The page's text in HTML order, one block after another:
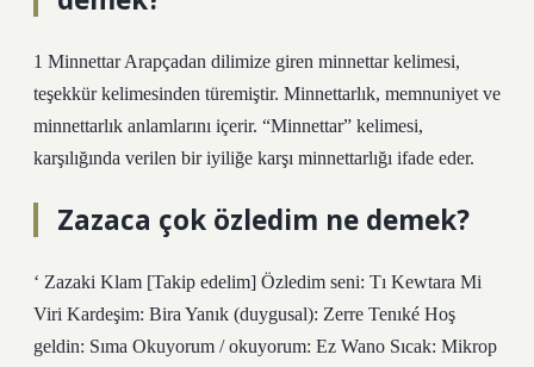
1 Minnettar Arapçadan dilimize giren minnettar kelimesi,
teşekkür kelimesinden türemiştir. Minnettarlık, memnuniyet ve
minnettarlık anlamlarını içerir. “Minnettar” kelimesi,
karşılığında verilen bir iyiliğe karşı minnettarlığı ifade eder.
Zazaca çok özledim ne demek?
‘ Zazaki Klam [Takip edelim] Özledim seni: Tı Kewtara Mi
Viri Kardeşim: Bira Yanık (duygusal): Zerre Tenıké Hoş
geldin: Sıma Okuyorum / okuyorum: Ez Wano Sıcak: Mikrop